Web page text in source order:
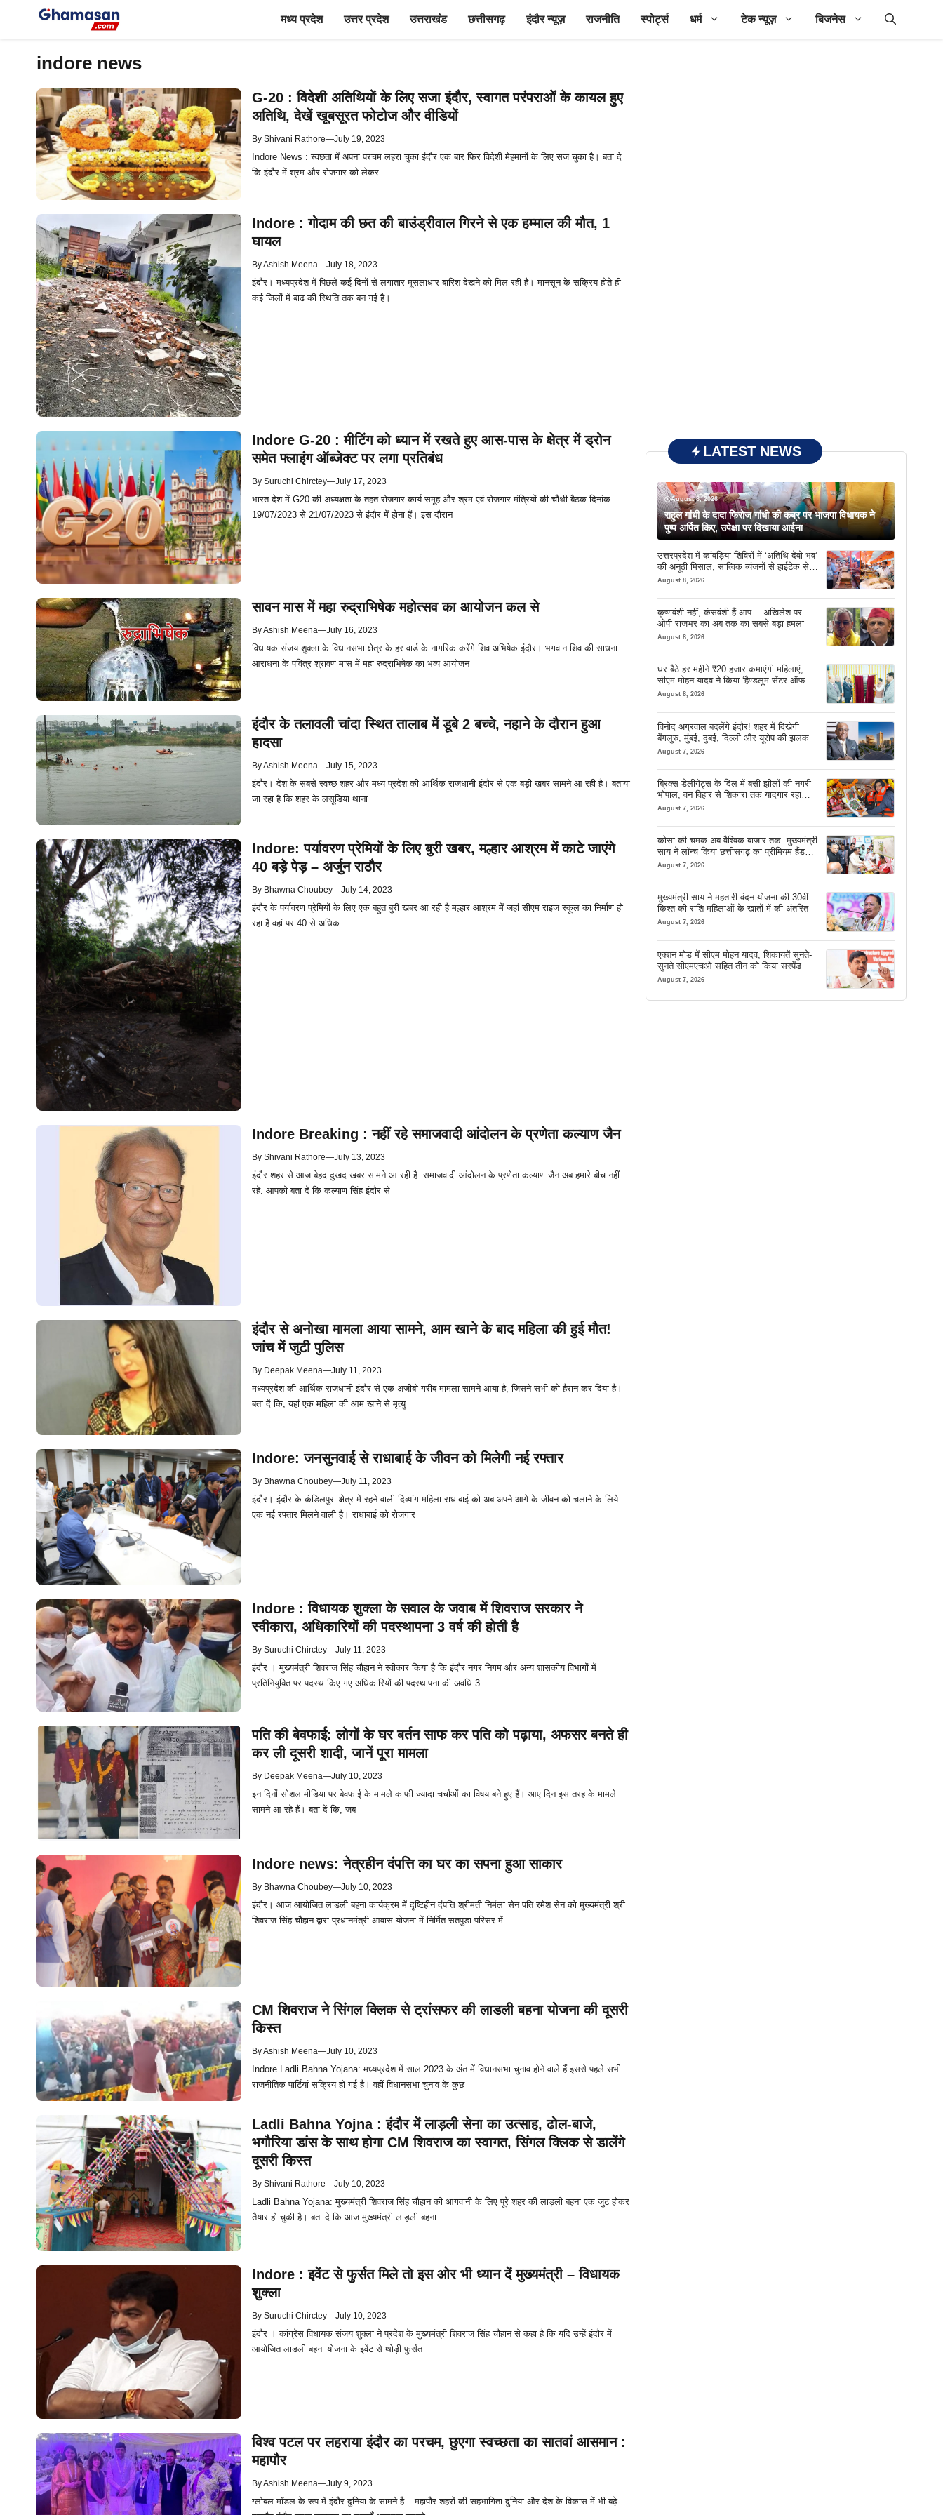
मध्य प्रदेश उत्तर प्रदेश उत्तराखंड छत्तीसगढ़ इंदौर न्यूज़ राजनीति स्पोर्ट्स धर्म टेक न्यूज़ बिजनेस
indore news
G-20 : विदेशी अतिथियों के लिए सजा इंदौर, स्वागत परंपराओं के कायल हुए
अतिथि, देखें खूबसूरत फोटोज और वीडियों
By Shivani Rathore—July 19, 2023
Indore News : स्वछता में अपना परचम लहरा चुका इंदौर एक बार फिर विदेशी मेहमानों के लिए सज चुका है। बता दे
कि इंदौर में श्रम और रोजगार को लेकर
Indore : गोदाम की छत की बाउंड्रीवाल गिरने से एक हम्माल की मौत, 1
घायल
ByAshish Meena—July 18, 2023
इंदौर। मध्यप्रदेश में पिछले कई दिनों से लगातार मूसलाधार बारिश देखने को मिल रही है। मानसून के सक्रिय होते ही
कई जिलों में बाढ़ की स्थिति तक बन गई है।
Indore G-20 : मीटिंग को ध्यान में रखते हुए आस-पास के क्षेत्र में ड्रोन
समेत फ्लाइंग ऑब्जेक्ट पर लगा प्रतिबंध
By Suruchi Chirctey—July 17, 2023
भारत देश में G20 की अध्यक्षता के तहत रोजगार कार्य समूह और श्रम एवं रोजगार मंत्रियों की चौथी बैठक दिनांक
19/07/2023 से 21/07/2023 से इंदौर में होना हैं। इस दौरान
सावन मास में महा रुद्राभिषेक महोत्सव का आयोजन कल से
ByAshish Meena—July 16, 2023
विधायक संजय शुक्ला के विधानसभा क्षेत्र के हर वार्ड के नागरिक करेंगे शिव अभिषेक इंदौर। भगवान शिव की साधना
आराधना के पवित्र श्रावण मास में महा रुद्राभिषेक का भव्य आयोजन
इंदौर के तलावली चांदा स्थित तालाब में डूबे 2 बच्चे, नहाने के दौरान हुआ
हादसा
ByAshish Meena—July 15, 2023
इंदौर। देश के सबसे स्वच्छ शहर और मध्य प्रदेश की आर्थिक राजधानी इंदौर से एक बड़ी खबर सामने आ रही है। बताया
जा रहा है कि शहर के लसूडिया थाना
Indore: पर्यावरण प्रेमियों के लिए बुरी खबर, मल्हार आश्रम में काटे जाएंगे
40 बड़े पेड़ – अर्जुन राठौर
By Bhawna Choubey—July 14, 2023
इंदौर के पर्यावरण प्रेमियों के लिए एक बहुत बुरी खबर आ रही है मल्हार आश्रम में जहां सीएम राइज स्कूल का निर्माण हो
रहा है वहां पर 40 से अधिक
Indore Breaking : नहीं रहे समाजवादी आंदोलन के प्रणेता कल्याण जैन
By Shivani Rathore—July 13, 2023
इंदौर शहर से आज बेहद दुखद खबर सामने आ रही है. समाजवादी आंदोलन के प्रणेता कल्याण जैन अब हमारे बीच नहीं
रहे. आपको बता दे कि कल्याण सिंह इंदौर से
इंदौर से अनोखा मामला आया सामने, आम खाने के बाद महिला की हुई मौत!
जांच में जुटी पुलिस
By Deepak Meena—July 11, 2023
मध्यप्रदेश की आर्थिक राजधानी इंदौर से एक अजीबो-गरीब मामला सामने आया है, जिसने सभी को हैरान कर दिया है।
बता दें कि, यहां एक महिला की आम खाने से मृत्यु
Indore: जनसुनवाई से राधाबाई के जीवन को मिलेगी नई रफ्तार
By Bhawna Choubey—July 11, 2023
इंदौर। इंदौर के कंडिलपुरा क्षेत्र में रहने वाली दिव्यांग महिला राधाबाई को अब अपने आगे के जीवन को चलाने के लिये
एक नई रफ्तार मिलने वाली है। राधाबाई को रोजगार
Indore : विधायक शुक्ला के सवाल के जवाब में शिवराज सरकार ने
स्वीकारा, अधिकारियों की पदस्थापना 3 वर्ष की होती है
By Suruchi Chirctey—July 11, 2023
इंदौर । मुख्यमंत्री शिवराज सिंह चौहान ने स्वीकार किया है कि इंदौर नगर निगम और अन्य शासकीय विभागों में
प्रतिनियुक्ति पर पदस्थ किए गए अधिकारियों की पदस्थापना की अवधि 3
पति की बेवफाई: लोगों के घर बर्तन साफ कर पति को पढ़ाया, अफसर बनते ही
कर ली दूसरी शादी, जानें पूरा मामला
By Deepak Meena—July 10, 2023
इन दिनों सोशल मीडिया पर बेवफाई के मामले काफी ज्यादा चर्चाओं का विषय बने हुए हैं। आए दिन इस तरह के मामले
सामने आ रहे हैं। बता दें कि, जब
Indore news: नेत्रहीन दंपत्ति का घर का सपना हुआ साकार
By Bhawna Choubey—July 10, 2023
इंदौर। आज आयोजित लाडली बहना कार्यक्रम में दृष्टिहीन दंपत्ति श्रीमती निर्मला सेन पति रमेश सेन को मुख्यमंत्री श्री
शिवराज सिंह चौहान द्वारा प्रधानमंत्री आवास योजना में निर्मित सतपुडा परिसर में
CM शिवराज ने सिंगल क्लिक से ट्रांसफर की लाडली बहना योजना की दूसरी
किस्त
ByAshish Meena—July 10, 2023
Indore Ladli Bahna Yojana: मध्यप्रदेश में साल 2023 के अंत में विधानसभा चुनाव होने वाले हैं इससे पहले सभी
राजनीतिक पार्टियां सक्रिय हो गई है। वहीं विधानसभा चुनाव के कुछ
Ladli Bahna Yojna : इंदौर में लाड़ली सेना का उत्साह, ढोल-बाजे,
भगौरिया डांस के साथ होगा CM शिवराज का स्वागत, सिंगल क्लिक से डालेंगे
दूसरी किस्त
By Shivani Rathore—July 10, 2023
Ladli Bahna Yojana: मुख्यमंत्री शिवराज सिंह चौहान की आगवानी के लिए पूरे शहर की लाड़ली बहना एक जुट होकर
तैयार हो चुकी है। बता दे कि आज मुख्यमंत्री लाड़ली बहना
Indore : इवेंट से फुर्सत मिले तो इस ओर भी ध्यान दें मुख्यमंत्री – विधायक
शुक्ला
By Suruchi Chirctey—July 10, 2023
इंदौर । कांग्रेस विधायक संजय शुक्ला ने प्रदेश के मुख्यमंत्री शिवराज सिंह चौहान से कहा है कि यदि उन्हें इंदौर में
आयोजित लाडली बहना योजना के इवेंट से थोड़ी फुर्सत
विश्व पटल पर लहराया इंदौर का परचम, छुएगा स्वच्छता का सातवां आसमान :
महापौर
ByAshish Meena—July 9, 2023
ग्लोबल मॉडल के रूप में इंदौर दुनिया के सामने है – महापौर शहरों की सहभागिता दुनिया और देश के विकास में भी बढ़े-
LATEST NEWS
August 8, 2026
राहुल गांधी के दादा फिरोज गांधी की कब्र पर भाजपा विधायक ने
पुष्प अर्पित किए, उपेक्षा पर दिखाया आईना
उत्तरप्रदेश में कांवड़िया शिविरों में ‘अतिथि देवो भव’
की अनूठी मिसाल, सात्विक व्यंजनों से हाईटेक सेवा
तक खास इंतजाम
August 8, 2026
कृष्णवंशी नहीं, कंसवंशी हैं आप… अखिलेश पर
ओपी राजभर का अब तक का सबसे बड़ा हमला
August 8, 2026
घर बैठे हर महीने ₹20 हजार कमाएंगी महिलाएं,
सीएम मोहन यादव ने किया ‘हैण्डलूम सेंटर ऑफ
एक्सीलेंस’ का शुभारंभ
August 8, 2026
विनोद अग्रवाल बदलेंगे इंदौर! शहर में दिखेगी
बेंगलुरु, मुंबई, दुबई, दिल्ली और यूरोप की झलक
August 7, 2026
ब्रिक्स डेलीगेट्स के दिल में बसी झीलों की नगरी
भोपाल, वन विहार से शिकारा तक यादगार रहा
सफर
August 7, 2026
कोसा की चमक अब वैश्विक बाजार तक: मुख्यमंत्री
साय ने लॉन्च किया छत्तीसगढ़ का प्रीमियम हैंडलूम
ब्रांड ‘कोशल फैब’
August 7, 2026
मुख्यमंत्री साय ने महतारी वंदन योजना की 30वीं
किश्त की राशि महिलाओं के खातों में की अंतरित
August 7, 2026
एक्शन मोड में सीएम मोहन यादव, शिकायतें सुनते-
सुनते सीएमएचओ सहित तीन को किया सस्पेंड
August 7, 2026